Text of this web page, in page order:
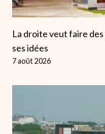
La droite veut faire
ses idées
7 août 2026